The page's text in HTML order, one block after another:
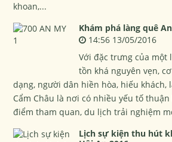
khoan,...
Khám phá làng quê
14:56 13/05/2016
Với đặc trưng của một
tồn khá nguyên vẹn,
dạng, người dân hiền hòa, hiếu khách,
Cẩm Châu là nơi có nhiều yếu tố
điểm tham quan, du lịch trải nghiệm
Lịch sự kiện thu hút